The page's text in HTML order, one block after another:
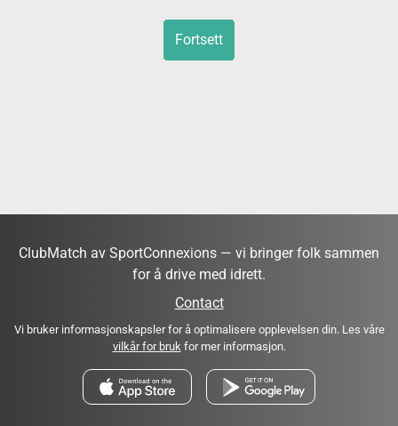
Fortsett
ClubMatch av SportConnexions — vi bringer folk sammen
for å drive med idrett.
Contact
Vi bruker informasjonskapsler for å optimalisere opplevelsen din. Les våre
vilkår for brukfor mer informasjon.